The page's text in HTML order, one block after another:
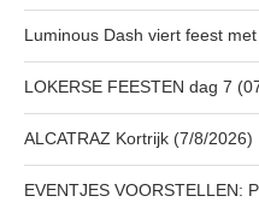
Luminous Dash viert feest
LOKERSE FEESTEN dag 7
ALCATRAZ Kortrijk (7/8/2026)
EVENTJES VOORSTELLEN: